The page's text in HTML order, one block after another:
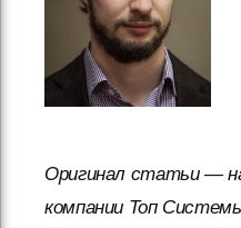
Оригинал статьи —
компании Топ